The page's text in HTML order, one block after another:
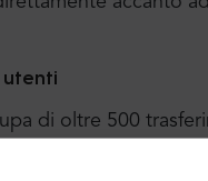
utenti
di oltre 500